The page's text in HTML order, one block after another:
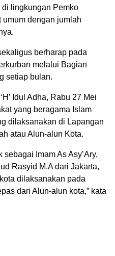
lingkungan Pemko
dengan jumlah
berharap pada
melalui Bagian
setiap bulan.
Idul Adha, Rabu 27 Mei
yang beragama Islam
dilaksanakan di Lapangan
atau Alun-alun Kota.
Imam As Asy’Ary,
Rasyid M.A dari Jakarta,
dilaksanakan pada
dari Alun-alun kota,” kata